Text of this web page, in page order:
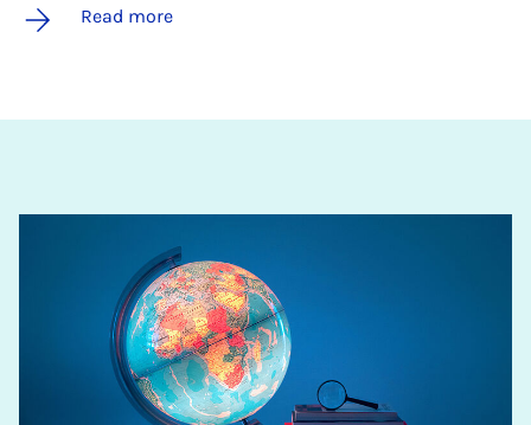
Read more